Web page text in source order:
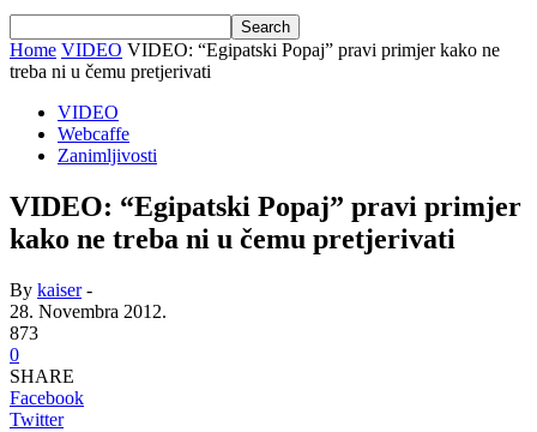
Home VIDEO VIDEO: “Egipatski Popaj” pravi primjer kako ne
treba ni u čemu pretjerivati
VIDEO
Webcaffe
Zanimljivosti
VIDEO: “Egipatski Popaj” pravi primjer
kako ne treba ni u čemu pretjerivati
By kaiser-
28. Novembra 2012.
873
0
SHARE
Facebook
Twitter